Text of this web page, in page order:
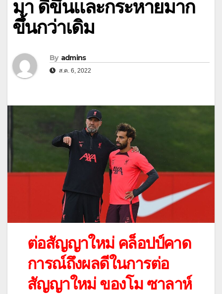
มา ดีขึ้นและกระหายมาก
ขึ้นกว่าเดิม
By admins
ส.ค. 6, 2022
ต่อสัญญาใหม่ คล็อปป์คาด
การณ์ถึงผลดีในการต่อ
สัญญาใหม่ ของโม ซาลาห์